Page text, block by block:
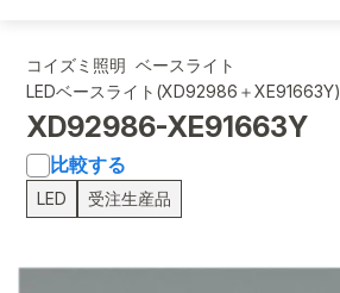
コイズミ照明 ベースライト
LEDベースライト(XD92986＋XE91663Y)
XD92986-XE91663Y
比較する
LED 受注生産品